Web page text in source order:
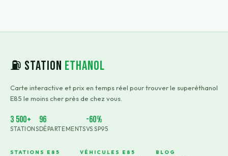
⛽ Station Ethanol
Carte interactive et prix en temps réel pour trouver le superéthanol
E85 le moins cher près de chez vous.
3 500+
STATIONS
96
DÉPARTEMENTS
-60%
VS SP95
STATIONS E85 VÉHICULES E85 BLOG